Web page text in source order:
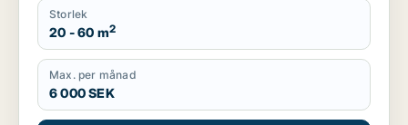
Storlek
20 - 60 m2
Max. per månad
6 000 SEK